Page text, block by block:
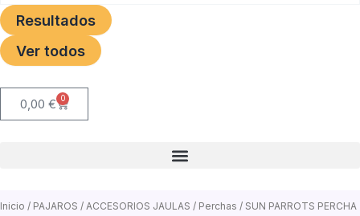
Resultados
Ver todos
0,00 € 0
Carrito
Inicio / PAJAROS / ACCESORIOS JAULAS / Perchas / SUN PARROTS PERCHA